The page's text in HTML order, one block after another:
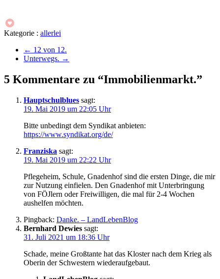
Kategorie : allerlei
← 12 von 12.
Unterwegs. →
5 Kommentare zu “Immobilienmarkt.”
Hauptschulblues sagt:
19. Mai 2019 um 22:05 Uhr
Bitte unbedingt dem Syndikat anbieten:
https://www.syndikat.org/de/
Franziska sagt:
19. Mai 2019 um 22:22 Uhr
Pflegeheim, Schule, Gnadenhof sind die ersten Dinge, die mir
zur Nutzung einfielen. Den Gnadenhof mit Unterbringung
von FÖJlern oder Freiwilligen, die mal für 2-4 Wochen
aushelfen möchten.
Pingback: Danke. – LandLebenBlog
Bernhard Dewies sagt:
31. Juli 2021 um 18:36 Uhr
Schade, meine Großtante hat das Kloster nach dem Krieg als
Oberin der Schwestern wiederaufgebaut.